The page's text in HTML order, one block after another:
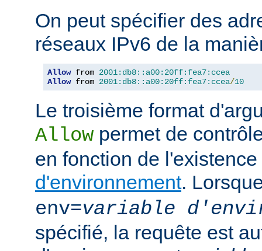
On peut spécifier des
réseaux IPv6 de la
Allow from 2001:db8::a00:20ff:fea7:ccea
Allow from 2001:db8::a00:20ff:fea7:ccea/10
Le troisième format
Allow permet de
en fonction de
d'environnement.
env=variable
spécifié, la requête est